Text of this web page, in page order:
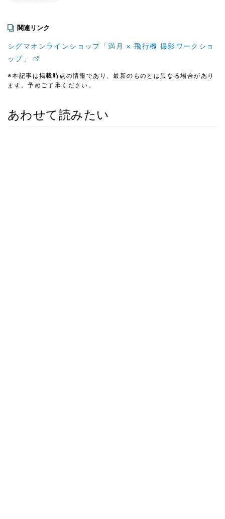
関連リンク
シグマオンラインショップ「満月 × 飛行機 撮影ワークショ
ップ」
※本記事は掲載時点の情報であり、最新のものとは異なる場合があり
ます。予めご了承ください。
あわせて読みたい